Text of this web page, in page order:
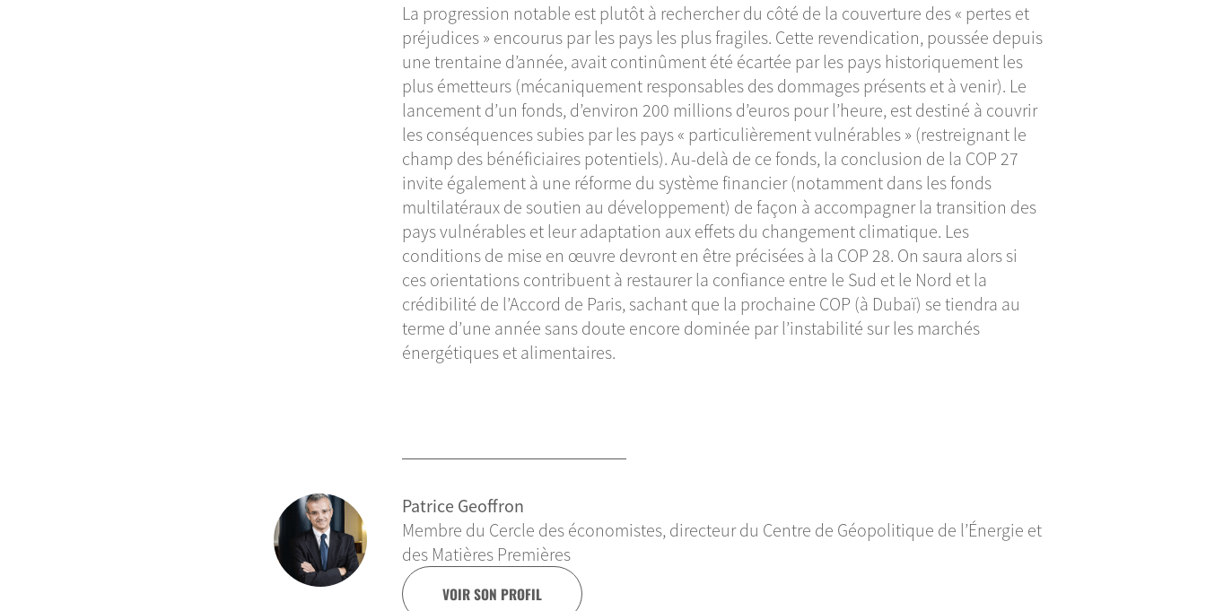
La progression notable est plutôt à rechercher du côté de la couverture des « pertes et
préjudices » encourus par les pays les plus fragiles. Cette revendication, poussée depuis
une trentaine d’année, avait continûment été écartée par les pays historiquement les
plus émetteurs (mécaniquement responsables des dommages présents et à venir). Le
lancement d’un fonds, d’environ 200 millions d’euros pour l’heure, est destiné à couvrir
les conséquences subies par les pays « particulièrement vulnérables » (restreignant le
champ des bénéficiaires potentiels). Au-delà de ce fonds, la conclusion de la COP 27
invite également à une réforme du système financier (notamment dans les fonds
multilatéraux de soutien au développement) de façon à accompagner la transition des
pays vulnérables et leur adaptation aux effets du changement climatique. Les
conditions de mise en œuvre devront en être précisées à la COP 28. On saura alors si
ces orientations contribuent à restaurer la confiance entre le Sud et le Nord et la
crédibilité de l’Accord de Paris, sachant que la prochaine COP (à Dubaï) se tiendra au
terme d’une année sans doute encore dominée par l’instabilité sur les marchés
énergétiques et alimentaires.
Patrice Geoffron
Membre du Cercle des économistes, directeur du Centre de Géopolitique de l’Énergie et
des Matières Premières
VOIR SON PROFIL